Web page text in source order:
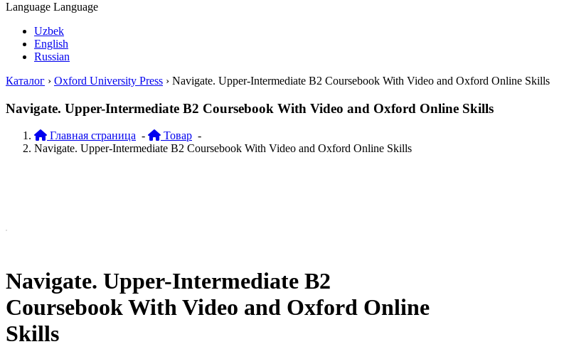
Language Language
Uzbek
English
Russian
Каталог › Oxford University Press › Navigate. Upper-Intermediate B2 Coursebook With Video and Oxford Online Skills
Navigate. Upper-Intermediate B2 Coursebook With Video and Oxford Online Skills
Главная страница - Товар -
Navigate. Upper-Intermediate B2 Coursebook With Video and Oxford Online Skills
Navigate. Upper-Intermediate B2
Coursebook With Video and Oxford Online
Skills